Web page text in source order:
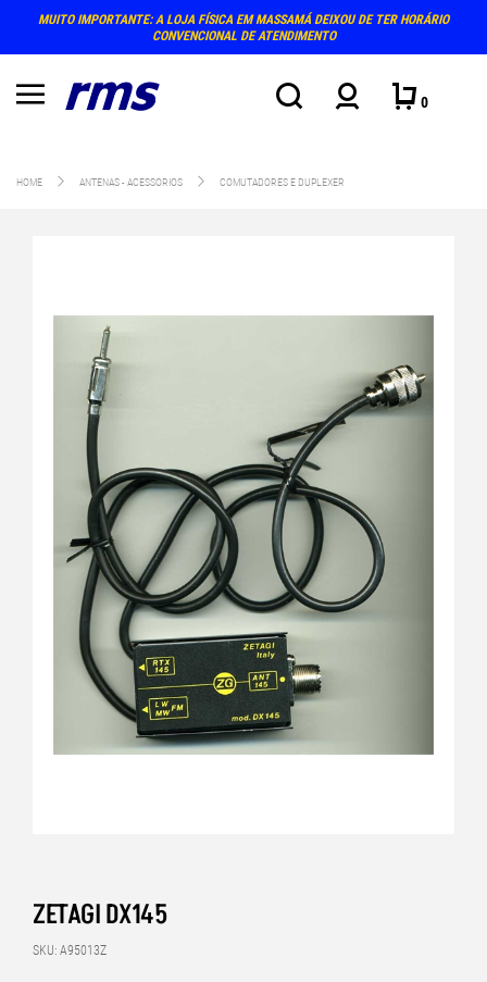
MUITO IMPORTANTE: A LOJA FÍSICA EM MASSAMÁ DEIXOU DE TER HORÁRIO
CONVENCIONAL DE ATENDIMENTO
0
HOME ANTENAS - ACESSORIOS COMUTADORES E DUPLEXER
ZETAGI DX145
SKU: A95013Z